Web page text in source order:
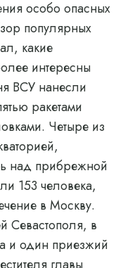
особо опасных
популярных
какие
интересны
ВСУ нанесли
ракетами
Четыре из
над прибрежной
153 человека,
в Москву.
Севастополя, в
и один приезжий